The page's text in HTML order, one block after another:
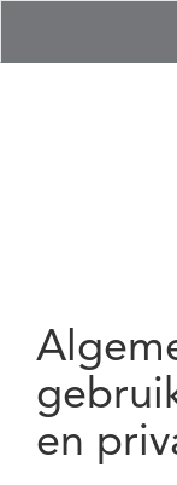
en